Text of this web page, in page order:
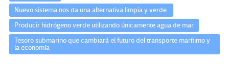
Nuevo sistema nos da una alternativa limpia y verde.
Producir hidrógeno verde utilizando únicamente agua de mar
Tesoro submarino que cambiará el futuro del transporte marítimo y
la economía